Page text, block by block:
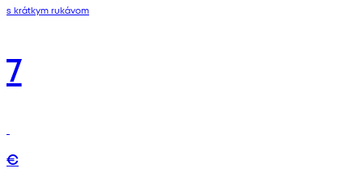
s krátkym rukávom
7
€